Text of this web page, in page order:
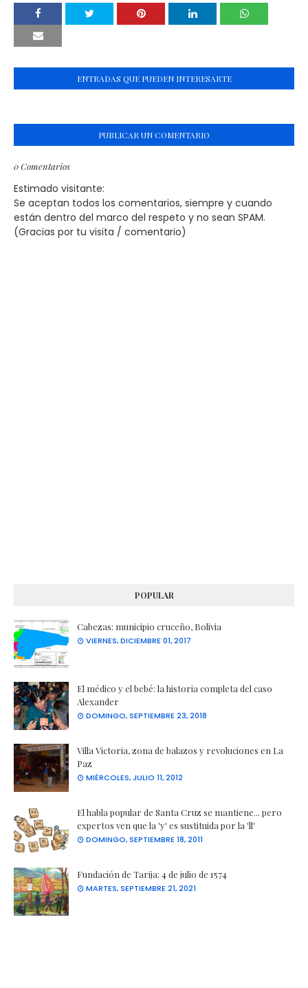
ENTRADAS QUE PUEDEN INTERESARTE
PUBLICAR UN COMENTARIO
0 Comentarios
Estimado visitante:
Se aceptan todos los comentarios, siempre y cuando
están dentro del marco del respeto y no sean SPAM.
(Gracias por tu visita / comentario)
POPULAR
Cabezas: municipio cruceño, Bolivia
VIERNES, DICIEMBRE 01, 2017
El médico y el bebé: la historia completa del caso
Alexander
DOMINGO, SEPTIEMBRE 23, 2018
Villa Victoria, zona de balazos y revoluciones en La
Paz
MIÉRCOLES, JULIO 11, 2012
El habla popular de Santa Cruz se mantiene... pero
expertos ven que la 'y' es sustituida por la 'll'
DOMINGO, SEPTIEMBRE 18, 2011
Fundación de Tarija: 4 de julio de 1574
MARTES, SEPTIEMBRE 21, 2021